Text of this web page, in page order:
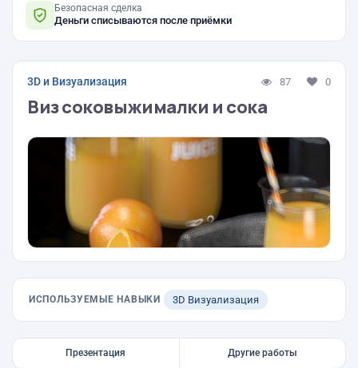
Безопасная сделка
Деньги списываются после приёмки
3D и Визуализация 87 0
Виз соковыжималки и сока
ИСПОЛЬЗУЕМЫЕ НАВЫКИ 3D Визуализация
Презентация Другие работы